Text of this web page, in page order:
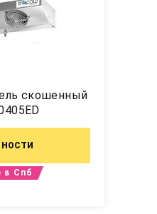
скошенный
в Спб